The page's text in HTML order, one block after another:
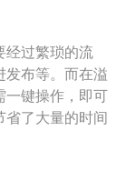
经过繁琐的流
发布等。而在溢
一键操作，即可
省了大量的时间